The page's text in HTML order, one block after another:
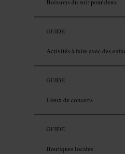
Boissons du soir pour deux
GUIDE
Activités à faire avec des
GUIDE
Lieux de concerts
GUIDE
Boutiques locales